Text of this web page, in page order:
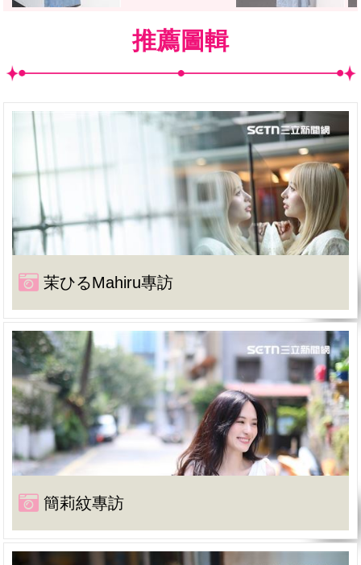
推薦圖輯
茉ひるMahiru專訪
簡莉紋專訪